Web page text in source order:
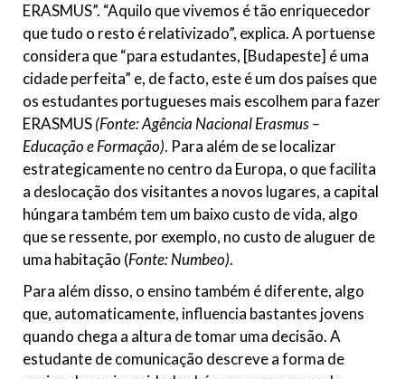
ERASMUS”. “Aquilo que vivemos é tão enriquecedor
que tudo o resto é relativizado”, explica. A portuense
considera que “para estudantes, [Budapeste] é uma
cidade perfeita” e, de facto, este é um dos países que
os estudantes portugueses mais escolhem para fazer
ERASMUS(Fonte: Agência Nacional Erasmus –
Educação e Formação). Para além de se localizar
estrategicamente no centro da Europa, o que facilita
a deslocação dos visitantes a novos lugares, a capital
húngara também tem um baixo custo de vida, algo
que se ressente, por exemplo, no custo de aluguer de
uma habitação (Fonte: Numbeo).
Para além disso, o ensino também é diferente, algo
que, automaticamente, influencia bastantes jovens
quando chega a altura de tomar uma decisão. A
estudante de comunicação descreve a forma de